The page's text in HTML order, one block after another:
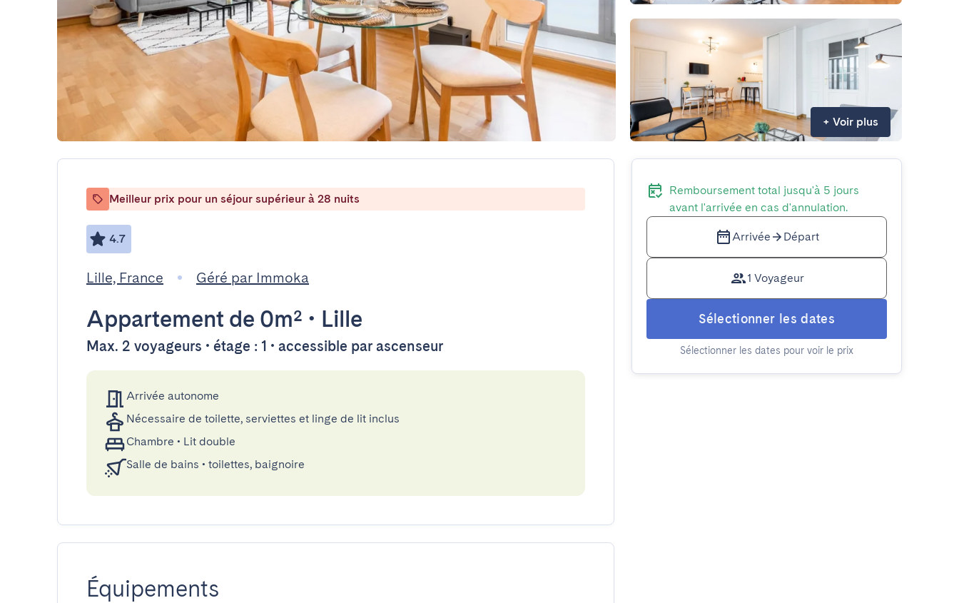
+ Voir plus
Meilleur prix pour un séjour supérieur à 28 nuits
4.7
Lille, France Géré par Immoka
Appartement de 0m² • Lille
Max. 2 voyageurs • étage : 1 • accessible par ascenseur
Arrivée autonome
Nécessaire de toilette, serviettes et linge de lit inclus
Chambre • Lit double
Salle de bains • toilettes, baignoire
Équipements
Remboursement total jusqu'à 5 jours
avant l'arrivée en cas d'annulation.
Arrivée Départ
1 Voyageur
Sélectionner les dates
Sélectionner les dates pour voir le prix